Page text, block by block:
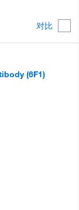
对比
(6F1)